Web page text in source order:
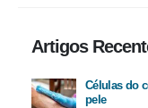
Artigos
Células do
pele